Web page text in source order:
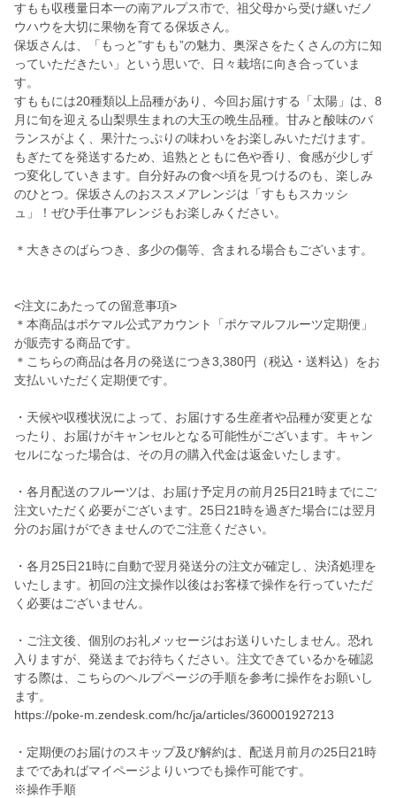
すもも収穫量日本一の南アルプス市で、祖父母から受け継いだノ
ウハウを大切に果物を育てる保坂さん。
保坂さんは、「もっと”すもも”の魅力、奥深さをたくさんの方に知
っていただきたい」という思いで、日々栽培に向き合っていま
す。
すももには20種類以上品種があり、今回お届けする「太陽」は、8
月に旬を迎える山梨県生まれの大玉の晩生品種。甘みと酸味のバ
ランスがよく、果汁たっぷりの味わいをお楽しみいただけます。
もぎたてを発送するため、追熟とともに色や香り、食感が少しず
つ変化していきます。自分好みの食べ頃を見つけるのも、楽しみ
のひとつ。保坂さんのおススメアレンジは「すももスカッシ
ュ」！ぜひ手仕事アレンジもお楽しみください。
＊大きさのばらつき、多少の傷等、含まれる場合もございます。
<注文にあたっての留意事項>
＊本商品はポケマル公式アカウント「ポケマルフルーツ定期便」
が販売する商品です。
＊こちらの商品は各月の発送につき3,380円（税込・送料込）をお
支払いいただく定期便です。
・天候や収穫状況によって、お届けする生産者や品種が変更とな
ったり、お届けがキャンセルとなる可能性がございます。キャン
セルになった場合は、その月の購入代金は返金いたします。
・各月配送のフルーツは、お届け予定月の前月25日21時までにご
注文いただく必要がございます。25日21時を過ぎた場合には翌月
分のお届けができませんのでご注意ください。
・各月25日21時に自動で翌月発送分の注文が確定し、決済処理を
いたします。初回の注文操作以後はお客様で操作を行っていただ
く必要はございません。
・ご注文後、個別のお礼メッセージはお送りいたしません。恐れ
入りますが、発送までお待ちください。注文できているかを確認
する際は、こちらのヘルプページの手順を参考に操作をお願いし
ます。
https://poke-m.zendesk.com/hc/ja/articles/360001927213
・定期便のお届けのスキップ及び解約は、配送月前月の25日21時
までであればマイページよりいつでも操作可能です。
※操作手順